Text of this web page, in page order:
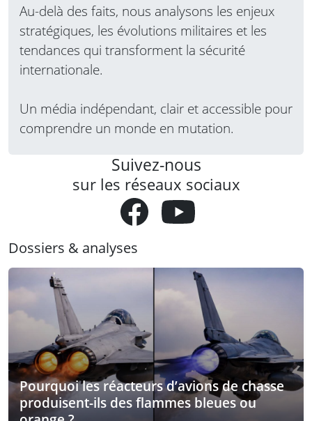
Au-delà des faits, nous analysons les enjeux
stratégiques, les évolutions militaires et les
tendances qui transforment la sécurité
internationale.
Un média indépendant, clair et accessible pour
comprendre un monde en mutation.
Suivez-nous
sur les réseaux sociaux
Dossiers & analyses
Pourquoi les réacteurs d’avions de chasse
produisent-ils des flammes bleues ou